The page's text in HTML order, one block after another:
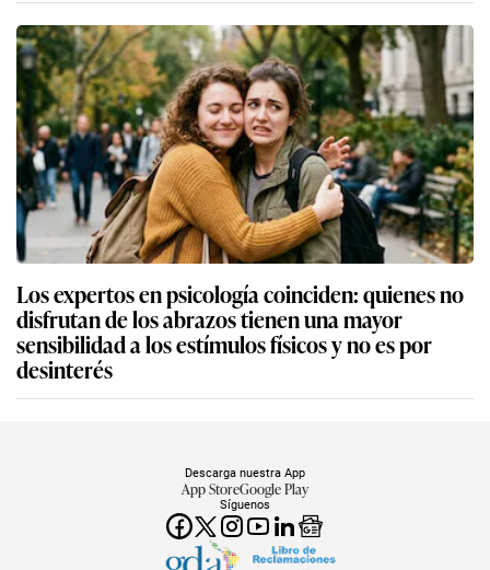
Los expertos en psicología coinciden: quienes no
disfrutan de los abrazos tienen una mayor
sensibilidad a los estímulos físicos y no es por
desinterés
Síguenos
Descarga nuestra App
App StoreGoogle Play